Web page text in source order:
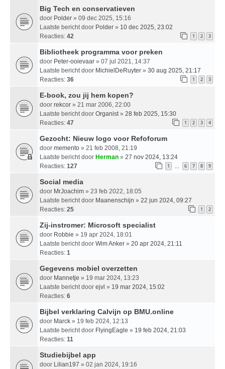
Big Tech en conservatieven
door Polder » 09 dec 2025, 15:16
Laatste bericht door Polder » 10 dec 2025, 23:02
Reacties: 42 1 2 3
Bibliotheek programma voor preken
door Peter-ooievaar » 07 jul 2021, 14:37
Laatste bericht door MichielDeRuyter » 30 aug 2025, 21:17
Reacties: 36 1 2 3
E-book, zou jij hem kopen?
door rekcor » 21 mar 2006, 22:00
Laatste bericht door Organist » 28 feb 2025, 15:30
Reacties: 47 1 2 3 4
Gezocht: Nieuw logo voor Refoforum
door memento » 21 feb 2008, 21:19
Laatste bericht door Herman » 27 nov 2024, 13:24
Reacties: 127 1 … 6 7 8 9
Social media
door MrJoachim » 23 feb 2022, 18:05
Laatste bericht door Maanenschijn » 22 jun 2024, 09:27
Reacties: 25 1 2
Zij-instromer: Microsoft specialist
door Robbie » 19 apr 2024, 18:01
Laatste bericht door Wim Anker » 20 apr 2024, 21:11
Reacties: 1
Gegevens mobiel overzetten
door Mannetje » 19 mar 2024, 13:23
Laatste bericht door ejvl » 19 mar 2024, 15:02
Reacties: 6
Bijbel verklaring Calvijn op BMU.online
door Marck » 19 feb 2024, 12:13
Laatste bericht door FlyingEagle » 19 feb 2024, 21:03
Reacties: 11
Studiebijbel app
door Lilian197 » 02 jan 2024, 19:16